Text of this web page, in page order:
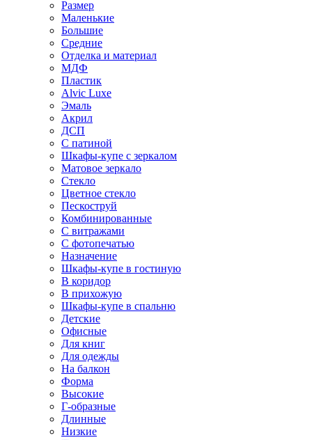
Размер
Маленькие
Большие
Средние
Отделка и материал
МДФ
Пластик
Alvic Luxe
Эмаль
Акрил
ДСП
С патиной
Шкафы-купе с зеркалом
Матовое зеркало
Стекло
Цветное стекло
Пескоструй
Комбинированные
С витражами
С фотопечатью
Назначение
Шкафы-купе в гостиную
В коридор
В прихожую
Шкафы-купе в спальню
Детские
Офисные
Для книг
Для одежды
На балкон
Форма
Высокие
Г-образные
Длинные
Низкие